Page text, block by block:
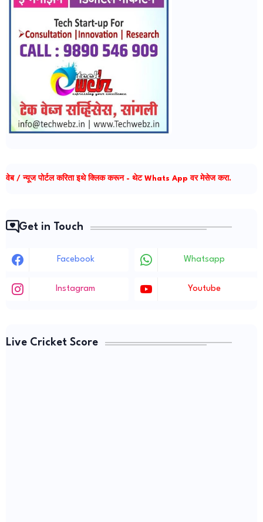
वेब / न्यूज पोर्टल करिता इथे क्लिक करून - थेट Whats App वर मेसेज करा.
Get in Touch
Facebook Whatsapp
Instagram Youtube
Live Cricket Score